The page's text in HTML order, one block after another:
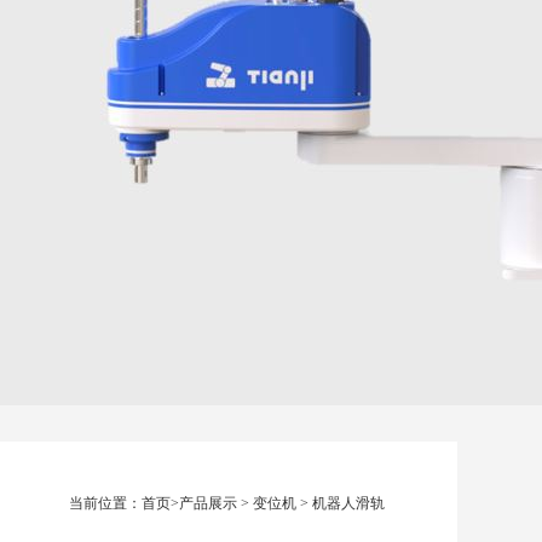
当前位置： 首页>产品展示 > 变位机 > 机器人滑轨